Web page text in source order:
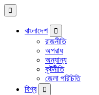
বাংলাদেশ
রাজনীতি
অপরাধ
অন্যান্য
কূটনীতি
জেলা পরিচিতি
বিশ্ব